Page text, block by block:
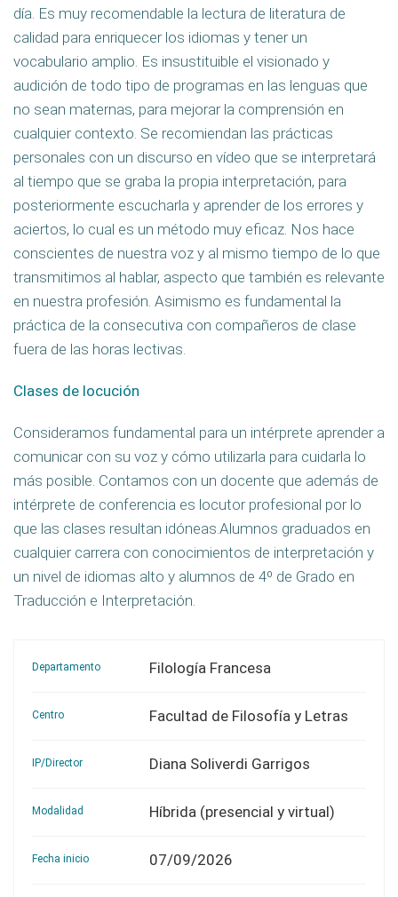
día. Es muy recomendable la lectura de literatura de
calidad para enriquecer los idiomas y tener un
vocabulario amplio. Es insustituible el visionado y
audición de todo tipo de programas en las lenguas que
no sean maternas, para mejorar la comprensión en
cualquier contexto. Se recomiendan las prácticas
personales con un discurso en vídeo que se interpretará
al tiempo que se graba la propia interpretación, para
posteriormente escucharla y aprender de los errores y
aciertos, lo cual es un método muy eficaz. Nos hace
conscientes de nuestra voz y al mismo tiempo de lo que
transmitimos al hablar, aspecto que también es relevante
en nuestra profesión. Asimismo es fundamental la
práctica de la consecutiva con compañeros de clase
fuera de las horas lectivas.
Clases de locución
Consideramos fundamental para un intérprete aprender a
comunicar con su voz y cómo utilizarla para cuidarla lo
más posible. Contamos con un docente que además de
intérprete de conferencia es locutor profesional por lo
que las clases resultan idóneas.Alumnos graduados en
cualquier carrera con conocimientos de interpretación y
un nivel de idiomas alto y alumnos de 4º de Grado en
Traducción e Interpretación.
Departamento Filología Francesa
Centro Facultad de Filosofía y Letras
IP/Director Diana Soliverdi Garrigos
Modalidad Híbrida (presencial y virtual)
Fecha inicio 07/09/2026